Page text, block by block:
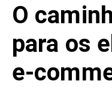
O
para os
e-